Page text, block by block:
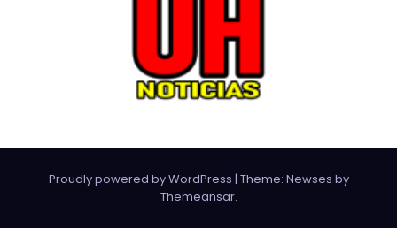
Proudly powered by WordPress | Theme: Newses by
Themeansar.